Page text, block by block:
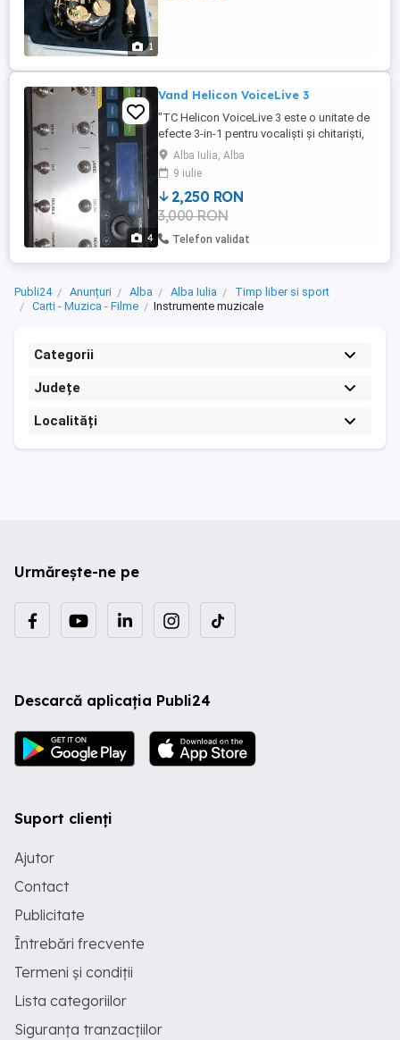
1
4
Vand Helicon VoiceLive 3
"TC Helicon VoiceLive 3 este o unitate de
efecte 3-in-1 pentru vocaliști și chitariști,
oferind o mulțime de efecte de armonii,
efecte de chitară și o funcție avansată de
looping. VoiceLive 3 are carcasa din
metal, construită solid, comutatoare
durabile și un ecran LED intuitiv cu un
sistem de meniu ...
Alba Iulia, Alba
9 iulie
2,250 RON
3,000 RON
Telefon validat
Publi24 Anunțuri Alba Alba Iulia
Timp liber si sport
Carti - Muzica - Filme
Instrumente muzicale
Categorii
Județe
Localități
Urmărește-ne pe
Descarcă aplicația Publi24
Suport clienți
Ajutor
Contact
Publicitate
Întrebări frecvente
Termeni și condiții
Lista categoriilor
Siguranța tranzacțiilor